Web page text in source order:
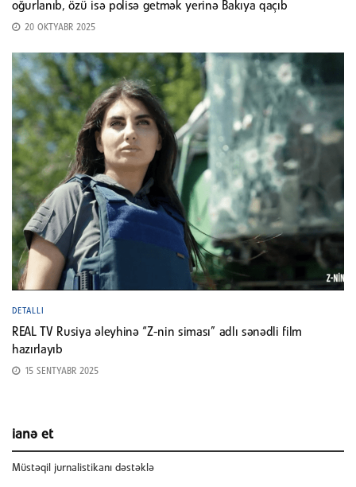
oğurlanıb, özü isə polisə getmək yerinə Bakıya qaçıb
20 OKTYABR 2025
DETALLI
REAL TV Rusiya əleyhinə “Z-nin siması” adlı sənədli film
hazırlayıb
15 SENTYABR 2025
ianə et
Müstəqil jurnalistikanı dəstəklə